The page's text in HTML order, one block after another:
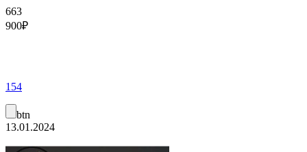
663
900₽
154
btn
13.01.2024